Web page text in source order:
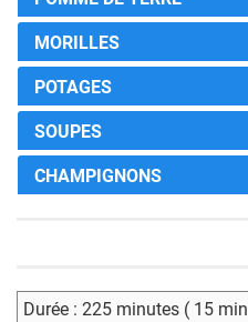
MORILLES
POTAGES
SOUPES
CHAMPIGNONS
Durée : 225 minutes ( 15